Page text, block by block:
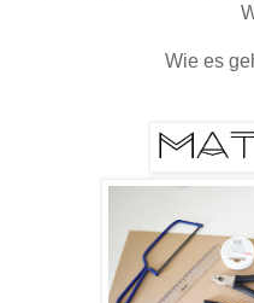
Wie es